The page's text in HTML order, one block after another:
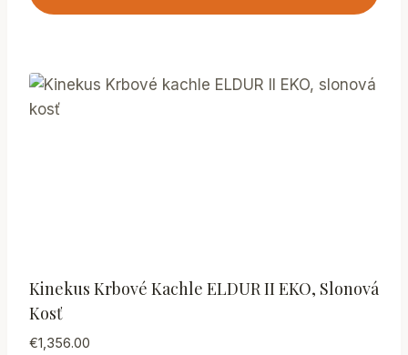
Kinekus Krbové Kachle ELDUR II EKO, Slonová
Kosť
€1,356.00